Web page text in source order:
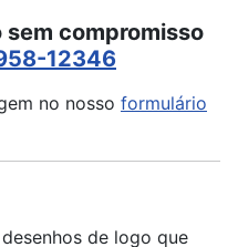
sem compromisso
12346
no nosso formulário
de logo que